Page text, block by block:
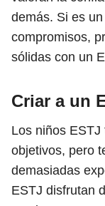
demás. Si es
compromisos,
sólidas con un
Criar a un
Los niños
objetivos, pero
demasiadas
ESTJ disfrutan